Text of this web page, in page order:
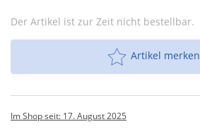
Der Artikel ist zur Zeit nicht bestellbar.
Artikel merken
Im Shop seit: 17. August 2025